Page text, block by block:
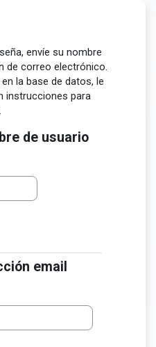
envíe su nombre
de correo electrónico.
la base de datos, le
instrucciones para
de usuario
de usuario
email
email